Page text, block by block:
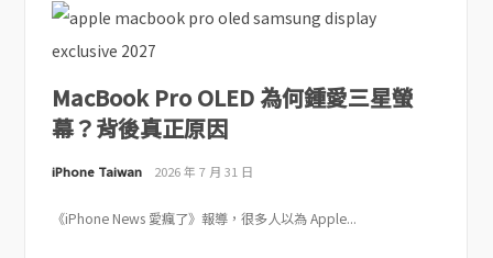
MacBook Pro OLED 為何鍾愛三星螢
幕？背後真正原因
iPhone Taiwan 2026 年 7 月 31 日
《iPhone News 愛瘋了》報導，很多人以為 Apple...